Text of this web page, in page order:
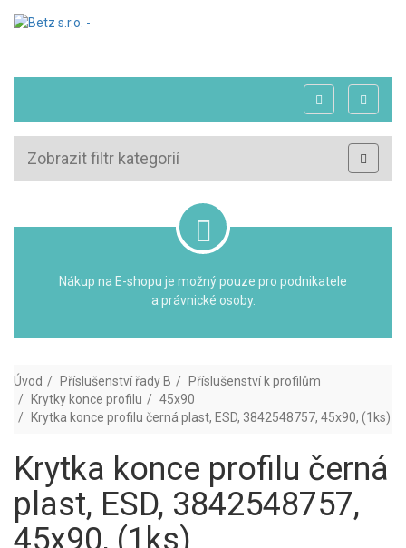
Zobrazit filtr kategorií
Nákup na E-shopu je možný pouze pro podnikatele
a právnické osoby.
Úvod Příslušenství řady B
Příslušenství k profilům
Krytky konce profilu
45x90
Krytka konce profilu černá plast, ESD, 3842548757, 45x90, (1ks)
Krytka konce profilu černá
plast, ESD, 3842548757,
45x90, (1ks)